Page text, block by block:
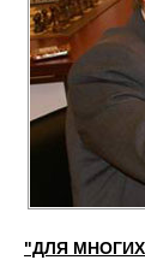
"ДЛЯ